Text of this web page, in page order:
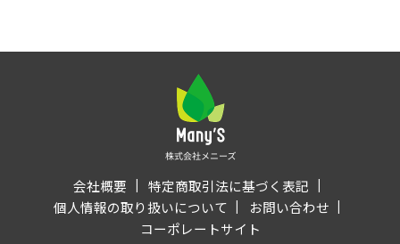
会社概要
特定商取引法に基づく表記
個人情報の取り扱いについて
お問い合わせ
コーポレートサイト